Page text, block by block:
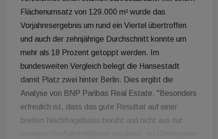
Flächenumsatz von 129.000 m² wurde das
Vorjahresergebnis um rund ein Viertel übertroffen
und auch der zehnjährige Durchschnitt konnte um
mehr als 18 Prozent getoppt werden. Im
bundesweiten Vergleich belegt die Hansestadt
damit Platz zwei hinter Berlin. Dies ergibt die
Analyse von BNP Paribas Real Estate. "Besonders
erfreulich ist, dass das gute Resultat auf einer
breiten Nachfragebasis beruht und nicht aus nur